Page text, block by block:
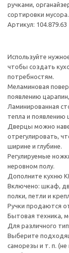
ручками,
сортировки мусора.
Артикул: 104.879.63
Используйте
чтобы создать
потребностям.
Меламиновая
появлению
Ламинированная
тепла и появлению
Дверцы можно
отрегулировать,
ширине и глубине.
Регулируемые
неровном полу.
Дополните кухню
Включено: шкаф,
полки, петли и
Ручки продаются
Бытовая техника,
Для различного
Выберите
саморезы и т. п. (не